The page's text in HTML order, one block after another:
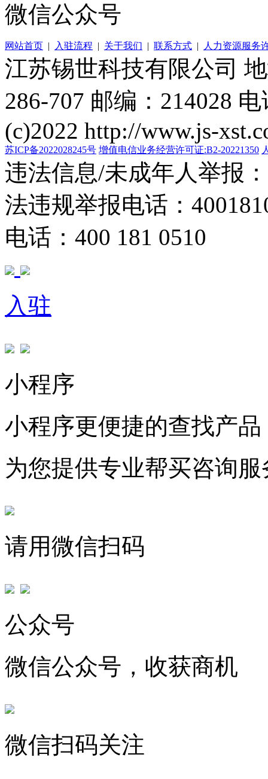
微信公众号
网站首页 | 入驻流程 | 关于我们 | 联系方式 | 人力资源服务
江苏锡世科技有限公司
286-707 邮编：214028
(c)2022 http://www.js-
苏ICP备2022028245号 增值电信业务经营许可证:B2-20221350
违法信息/未成年人举报
法违规举报电话：
电话：400 181 0510
入驻
小程序
小程序更便捷的查找产品
为您提供专业帮买咨询服
请用微信扫码
公众号
微信公众号，收获商机
微信扫码关注